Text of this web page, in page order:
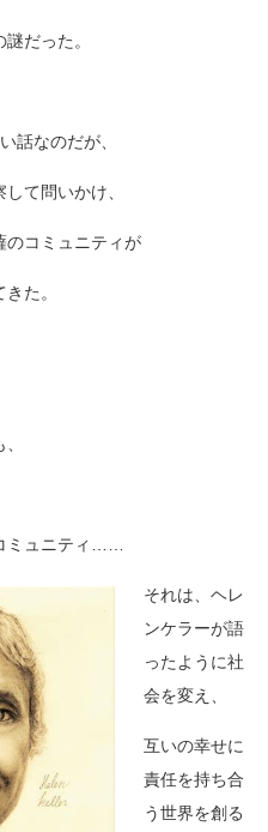
だった。
話なのだが、
て問いかけ、
のコミュニティが
た。
ミュニティ……
それは、ヘレ
ンケラーが語
ったように社
会を変え、
互いの幸せに
責任を持ち合
う世界を創る